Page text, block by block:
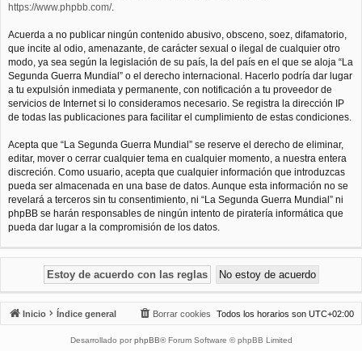
https://www.phpbb.com/.
Acuerda a no publicar ningún contenido abusivo, obsceno, soez, difamatorio,
que incite al odio, amenazante, de carácter sexual o ilegal de cualquier otro
modo, ya sea según la legislación de su país, la del país en el que se aloja “La
Segunda Guerra Mundial” o el derecho internacional. Hacerlo podría dar lugar
a tu expulsión inmediata y permanente, con notificación a tu proveedor de
servicios de Internet si lo consideramos necesario. Se registra la dirección IP
de todas las publicaciones para facilitar el cumplimiento de estas condiciones.
Acepta que “La Segunda Guerra Mundial” se reserve el derecho de eliminar,
editar, mover o cerrar cualquier tema en cualquier momento, a nuestra entera
discreción. Como usuario, acepta que cualquier información que introduzcas
pueda ser almacenada en una base de datos. Aunque esta información no se
revelará a terceros sin tu consentimiento, ni “La Segunda Guerra Mundial” ni
phpBB se harán responsables de ningún intento de piratería informática que
pueda dar lugar a la compromisión de los datos.
Inicio Índice general Todos los horarios son UTC+02:00
Borrar cookies
Desarrollado por phpBB® Forum Software © phpBB Limited